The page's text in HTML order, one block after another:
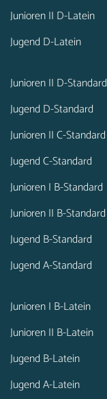
Junioren II D-Latein
Jugend D-Latein
Junioren II D-Standard
Jugend D-Standard
Junioren II C-Standard
Jugend C-Standard
Junioren I B-Standard
Junioren II B-Standard
Jugend B-Standard
Jugend A-Standard
Junioren I B-Latein
Junioren II B-Latein
Jugend B-Latein
Jugend A-Latein